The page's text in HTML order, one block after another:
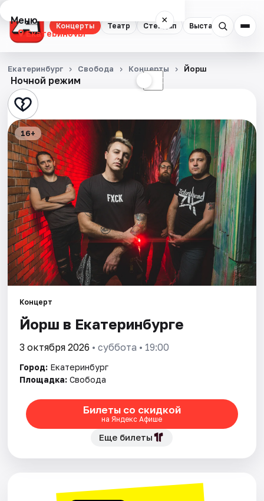
Концерты Театр Стендап Выставки
Меню ×
Екатеринбург
Концерты
Театр
Стендап
Выставки
Квесты
Экскурсии
Спорт
События
Площадки
Артисты
Рейтинги
Ночной режим ☾
Екатеринбург Свобода Концерты Йорш
16+
Концерт
Йорш в Екатеринбурге
3 октября 2026 • суббота • 19:00
Город: Екатеринбург
Площадка: Свобода
Билеты со скидкой
на Яндекс Афише
Еще билеты